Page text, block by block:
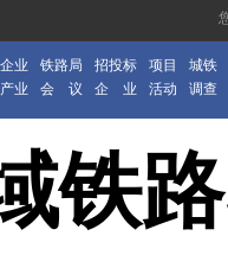
企业 铁路局 招投标 项目
城铁
产业 会 议 企 业 活动 调查
铁